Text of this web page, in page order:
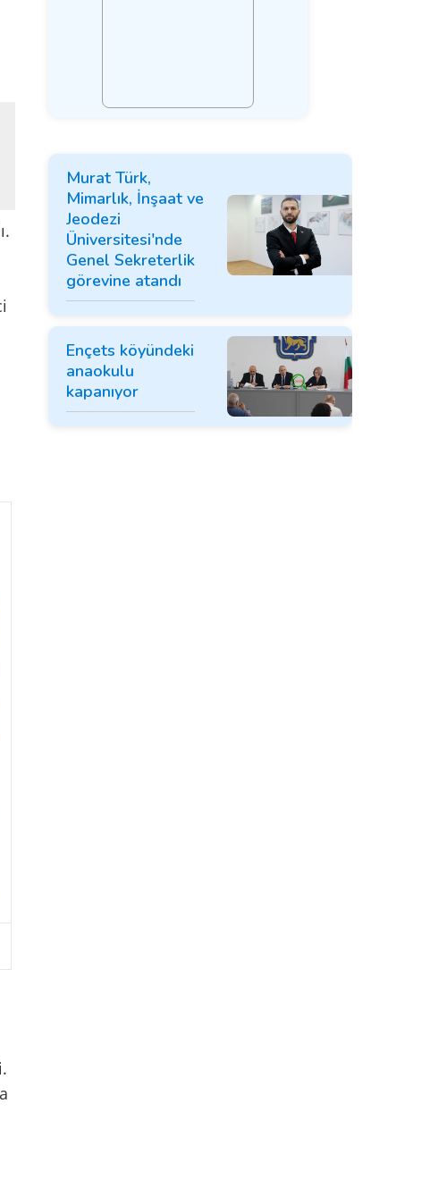
Murat Türk,
Mimarlık, İnşaat ve
Jeodezi
Üniversitesi'nde
Genel Sekreterlik
görevine atandı
Ençets köyündeki
anaokulu
kapanıyor